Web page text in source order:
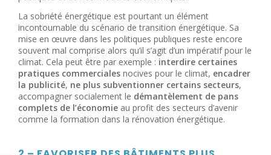
La sobriété énergétique est pourtant un élément
incontournable du scénario de transition énergétique. Sa
mise en œuvre dans les politiques publiques reste encore
souvent mal comprise alors qu’il s’agit d’un impératif pour le
climat. Cela peut être par exemple : interdire certaines
pratiques commerciales nocives pour le climat, encadrer
la publicité, ne plus subventionner certains secteurs,
accompagner socialement le démantèlement de pans
complets de l’économie au profit des secteurs d’avenir
comme la formation dans la rénovation énergétique.